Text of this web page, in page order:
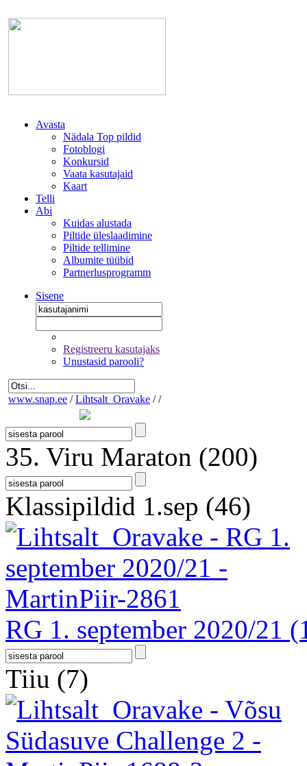
Avasta
Nädala Top pildid
Fotoblogi
Konkursid
Vaata kasutajaid
Kaart
Telli
Abi
Kuidas alustada
Piltide üleslaadimine
Piltide tellimine
Albumite tüübid
Partnerlusprogramm
Sisene
Registreeru kasutajaks
Unustasid parooli?
www.snap.ee / Lihtsalt_Oravake / /
35. Viru Maraton (200)
Klassipildid 1.sep (46)
RG 1. september 2020/21
Tiiu (7)